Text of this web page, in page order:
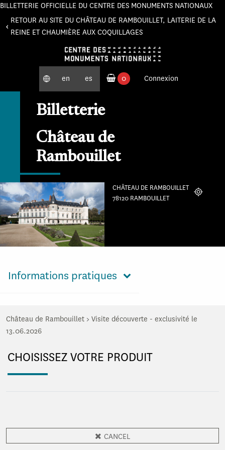
BILLETTERIE OFFICIELLE DU CENTRE DES MONUMENTS NATIONAUX
RETOUR AU SITE DU CHÂTEAU DE RAMBOUILLET, LAITERIE DE LA
REINE ET CHAUMIÈRE AUX COQUILLAGES
en es
0
Connexion
Billetterie
Château de
Rambouillet
CHÂTEAU DE RAMBOUILLET
78120 RAMBOUILLET
Localiser
Informations pratiques
Château de Rambouillet > Visite découverte - exclusivité le
13.06.2026
CHOISISSEZ VOTRE PRODUIT
CANCEL
Panneau de gestion des cookies